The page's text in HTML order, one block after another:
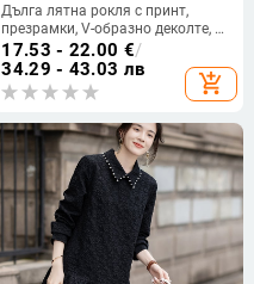
Дълга лятна рокля с принт,
презрамки, V-образно деколте, А-
линия, без ръкав, талия средна;
материя памук-смес и полиестер
17.53 - 22.00 €/
34.29 - 43.03 лв
add_shopping_cart